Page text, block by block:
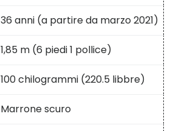
36 anni (a partire da marzo 2021)
1,85 m (6 piedi 1 pollice)
100 chilogrammi (220.5 libbre)
Marrone scuro